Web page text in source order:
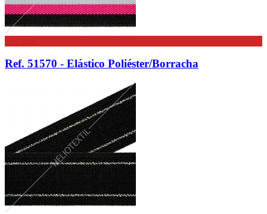
Ref. 51570 - Elástico Poliéster/Borracha